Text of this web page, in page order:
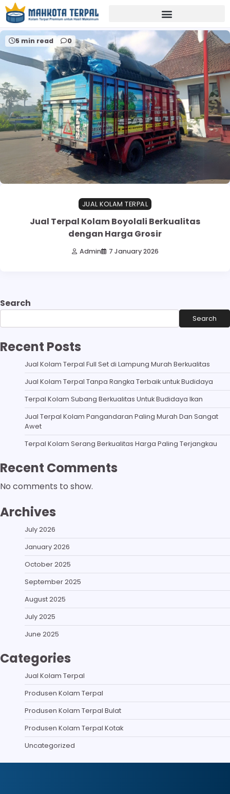
Home terpalatentuboyolali
5 min read 0
JUAL KOLAM TERPAL
Jual Terpal Kolam Boyolali Berkualitas
dengan Harga Grosir
Admin 7 January 2026
Search
Search
Recent Posts
Jual Kolam Terpal Full Set di Lampung Murah Berkualitas
Jual Kolam Terpal Tanpa Rangka Terbaik untuk Budidaya
Terpal Kolam Subang Berkualitas Untuk Budidaya Ikan
Jual Terpal Kolam Pangandaran Paling Murah Dan Sangat
Awet
Terpal Kolam Serang Berkualitas Harga Paling Terjangkau
Recent Comments
No comments to show.
Archives
July 2026
January 2026
October 2025
September 2025
August 2025
July 2025
June 2025
Categories
Jual Kolam Terpal
Produsen Kolam Terpal
Produsen Kolam Terpal Bulat
Produsen Kolam Terpal Kotak
Uncategorized